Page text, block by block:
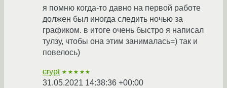
я помню когда-то давно на первой работе
должен был иногда следить ночью за
графиком. в итоге очень быстро я написал
тулзу, чтобы она этим занималась=) так и
повелось)
crypt ★★★★★
31.05.2021 14:38:36 +00:00